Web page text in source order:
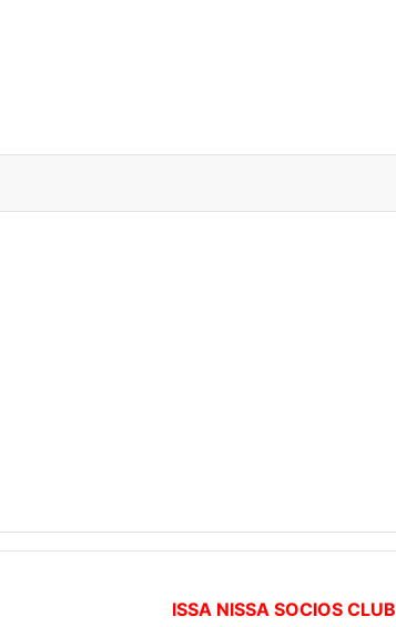
ISSA NISSA SOCIOS CLUB